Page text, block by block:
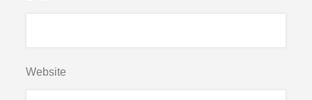
Website